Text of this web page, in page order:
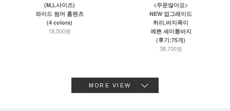
(M,L사이즈)
와이드 썸머 홈팬츠
(4 colors)
18,500원
<주문많아요>
NEW 업그레이드
허리,바지폭이
예쁜 세미통바지
(후기:75개)
38,700원
MORE VIEW